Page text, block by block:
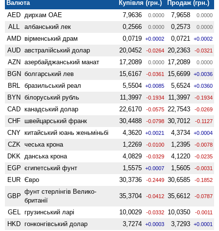
Валюта Купівля (грн.)
Продаж (грн.)
AED дирхам ОАЕ 7,9636 0.0000 7,9658 0.0000
ALL албанський лек 0,2566 0.0000 0,2573 0.0000
AMD вiрменський драм 0,0719 +0.0002 0,0721 +0.0002
AUD австралійський долар 20,0452 -0.0264 20,2363 -0.0321
AZN азербайджанський манат 17,2089 0.0000 17,2089 0.0000
BGN болгарський лев 15,6167 -0.0361 15,6699 +0.0036
BRL бразильський реал 5,5504 +0.0085 5,6524 +0.0360
BYN білоруський рубль 11,3997 -0.1934 11,3997 -0.1934
CAD канадський долар 22,6170 -0.0575 22,7543 -0.0269
CHF швейцарський франк 30,4488 -0.0798 30,7012 -0.1127
CNY китайський юань женьмiньбi 4,3620 +0.0021 4,3734 +0.0004
CZK чеська крона 1,2269 -0.0100 1,2395 -0.0078
DKK данська крона 4,0829 -0.0329 4,1220 -0.0235
EGP єгипетський фунт 1,5575 +0.0007 1,5605 -0.0031
EUR Євро 30,3736 -0.2449 30,6585 -0.1852
GBP
фунт стерлінгів Велико­
британії
35,3704 -0.0412 35,6612 -0.0787
GEL грузинський ларі 10,0029 -0.0332 10,0350 -0.0011
HKD гонконгівський долар 3,7274 +0.0003 3,7293 +0.0001